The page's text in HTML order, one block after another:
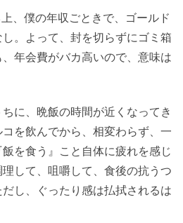
、僕の年収ごときで、ゴールド
。よって、封を切らずにゴミ箱
年会費がバカ高いので、意味は
に、晩飯の時間が近くなってき
を飲んでから、相変わらず、一
を食う』こと自体に疲れを感じ
して、咀嚼して、食後の抗うつ
し、ぐったり感は払拭されるは